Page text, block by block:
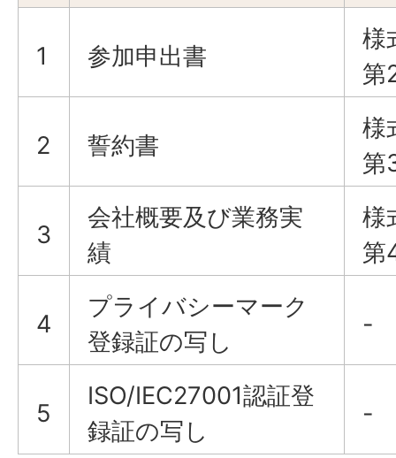
1 参加申出書
様
第
2 誓約書
様
第
3
会社概要及び業務実
績
様
第
4
プライバシーマーク
登録証の写し
-
5
ISO/IEC27001認証登
録証の写し
-